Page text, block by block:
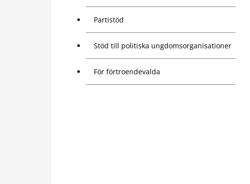
Partistöd
Stöd till politiska ungdomsorganisationer
För förtroendevalda